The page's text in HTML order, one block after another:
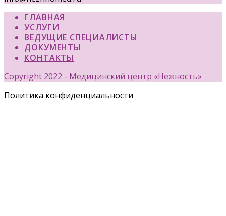
ГЛАВНАЯ
УСЛУГИ
ВЕДУЩИЕ СПЕЦИАЛИСТЫ
ДОКУМЕНТЫ
КОНТАКТЫ
Copyright 2022 - Медицинский центр «Нежность»
Политика конфиденциальности